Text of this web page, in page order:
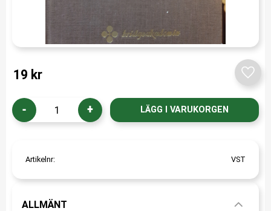
19 kr
+
-
Artikelnr VST
ALLMÄNT